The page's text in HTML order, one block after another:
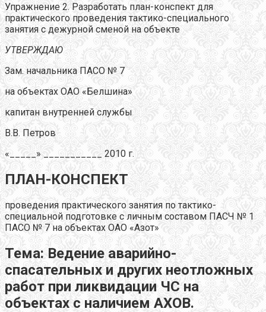
Упражнение 2. Разработать план-конспект для
практического проведения тактико-специального
занятия с дежурной сменой на объекте
УТВЕРЖДАЮ
Зам. начальника ПАСО № 7
на объектах ОАО «Белшина»
капитан внутренней службы
В.В. Петров
«_____» ___________ 2010 г.
ПЛАН-КОНСПЕКТ
проведения практического занятия по тактико-
специальной подготовке с личным составом ПАСЧ № 1
ПАСО № 7 на объектах ОАО «Азот»
Тема: Ведение аварийно-
спасательных и других неотложных
работ при ликвидации ЧС на
объектах с наличием АХОВ.